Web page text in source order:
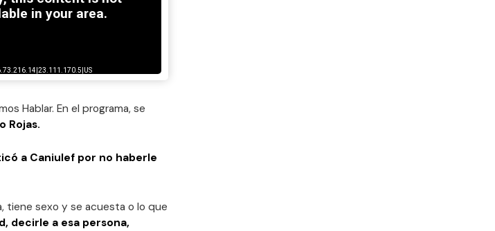
Hablar. En el programa, se
Rojas.
a Caniulef por no haberle
tiene sexo y se acuesta o lo que
decirle a esa persona,